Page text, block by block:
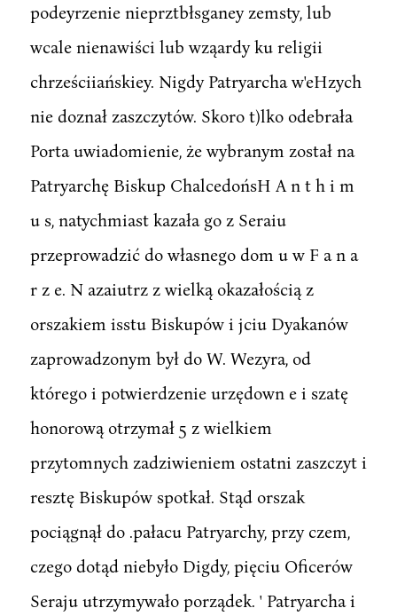
podeyrzenie nieprztbłsganey zemsty, lub
wcale nienawiści lub wząardy ku religii
chrześciiańskiey. Nigdy Patryarcha w'eHzych
nie doznał zaszczytów. Skoro t)lko odebrała
Porta uwiadomienie, że wybranym został na
Patryarchę Biskup ChalcedońsH A n t h i m
u s, natychmiast kazała go z Seraiu
przeprowadzić do własnego dom u w F a n a
r z e. N azaiutrz z wielką okazałością z
orszakiem isstu Biskupów i jciu Dyakanów
zaprowadzonym był do W. Wezyra, od
którego i potwierdzenie urzędown e i szatę
honorową otrzymał 5 z wielkiem
przytomnych zadziwieniem ostatni zaszczyt i
resztę Biskupów spotkał. Stąd orszak
pociągnął do .pałacu Patryarchy, przy czem,
czego dotąd niebyło Digdy, pięciu Oficerów
Seraju utrzymywało porządek. ' Patryarcha i